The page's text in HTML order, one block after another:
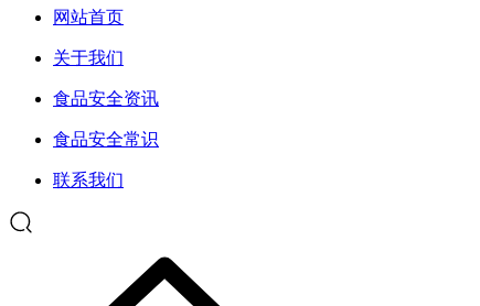
网站首页
关于我们
食品安全资讯
食品安全常识
联系我们